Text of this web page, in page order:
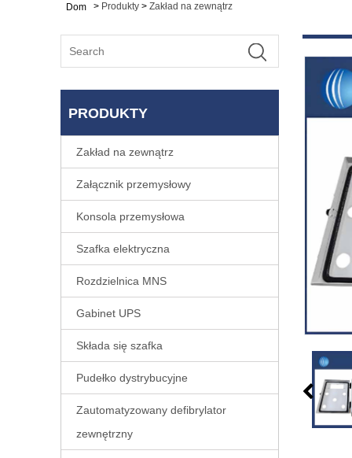
Dom > Produkty > Zakład na zewnątrz
PRODUKTY
Zakład na zewnątrz
Załącznik przemysłowy
Konsola przemysłowa
Szafka elektryczna
Rozdzielnica MNS
Gabinet UPS
Składa się szafka
Pudełko dystrybucyjne
Zautomatyzowany defibrylator
zewnętrzny